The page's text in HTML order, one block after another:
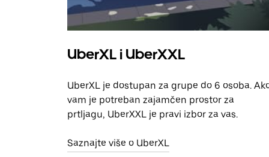
UberXL i UberXXL
UberXL je dostupan za grupe do 6 osoba.
vam je potreban zajamčen prostor za
prtljagu, UberXXL je pravi izbor za vas.
Saznajte više o UberXL